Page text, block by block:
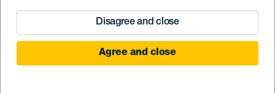
Disagree and close
Agree and close